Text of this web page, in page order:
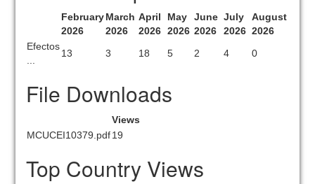
February
2026
March
2026
April
2026
May
2026
June
2026
July
2026
August
2026
Efectos
13 3 18 5 2 4 0
File Downloads
Views
MCUCEI10379.pdf19
Top Country Views